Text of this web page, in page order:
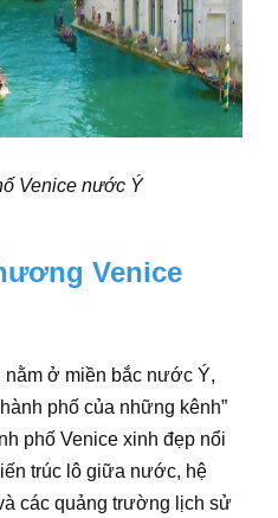
Venice nước Ý
Venice
nằm ở miền bắc nước Ý,
phố của những kênh”
phố Venice xinh đẹp nổi
trúc lô giữa nước, hệ
các quảng trường lịch sử